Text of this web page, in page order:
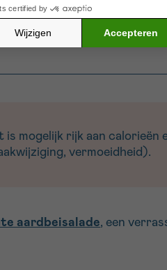
goed gekoeld. Dit gerecht
is mogelijk rijk aan
vermoeidheid).
aardbeisalade, een